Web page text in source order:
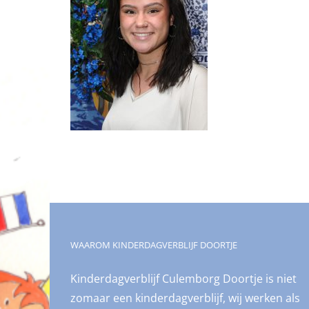
WAAROM KINDERDAGVERBLIJF DOORTJE
Kinderdagverblijf Culemborg Doortje is niet
zomaar een kinderdagverblijf, wij werken als